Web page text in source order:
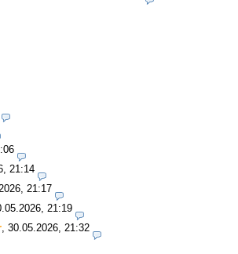
21:14
21:17
21:19
30.05.2026, 21:32